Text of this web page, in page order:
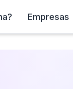
Empresas